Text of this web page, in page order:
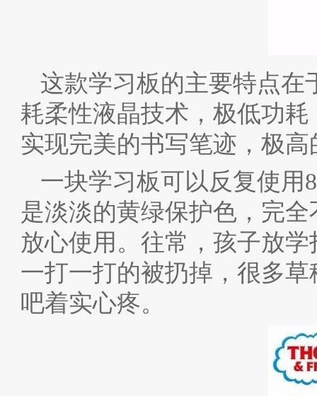
这款学习板的主要特点在
耗柔性液晶技术，极低功
实现完美的书写笔迹，极
一块学习板可以反复使用
是淡淡的黄绿保护色，完
放心使用。往常，孩子放
一打一打的被扔掉，很多
吧着实心疼。